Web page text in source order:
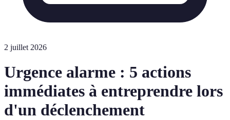
2 juillet 2026
Urgence alarme : 5 actions
immédiates à entreprendre lors
d'un déclenchement